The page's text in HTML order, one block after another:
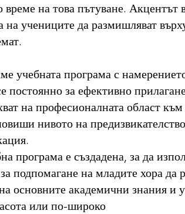
време на това пътуване. Акцентът
на учениците да размишляват
учебната програма с
постоянно за ефективно
на професионалната област
нивото на
програма е създадена, за да
подпомагане на младите хора
основните академични знания и
или по-широко